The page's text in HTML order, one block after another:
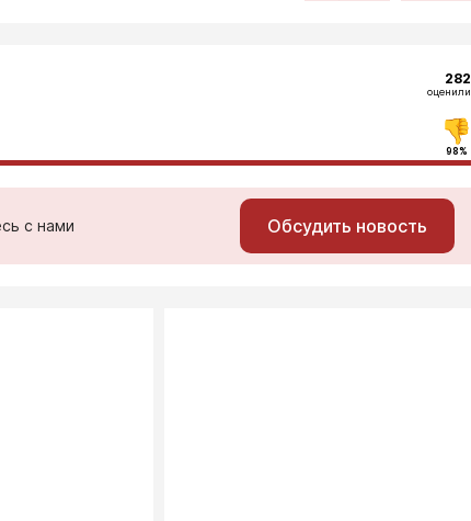
282
оценили
98%
с нами Обсудить новость